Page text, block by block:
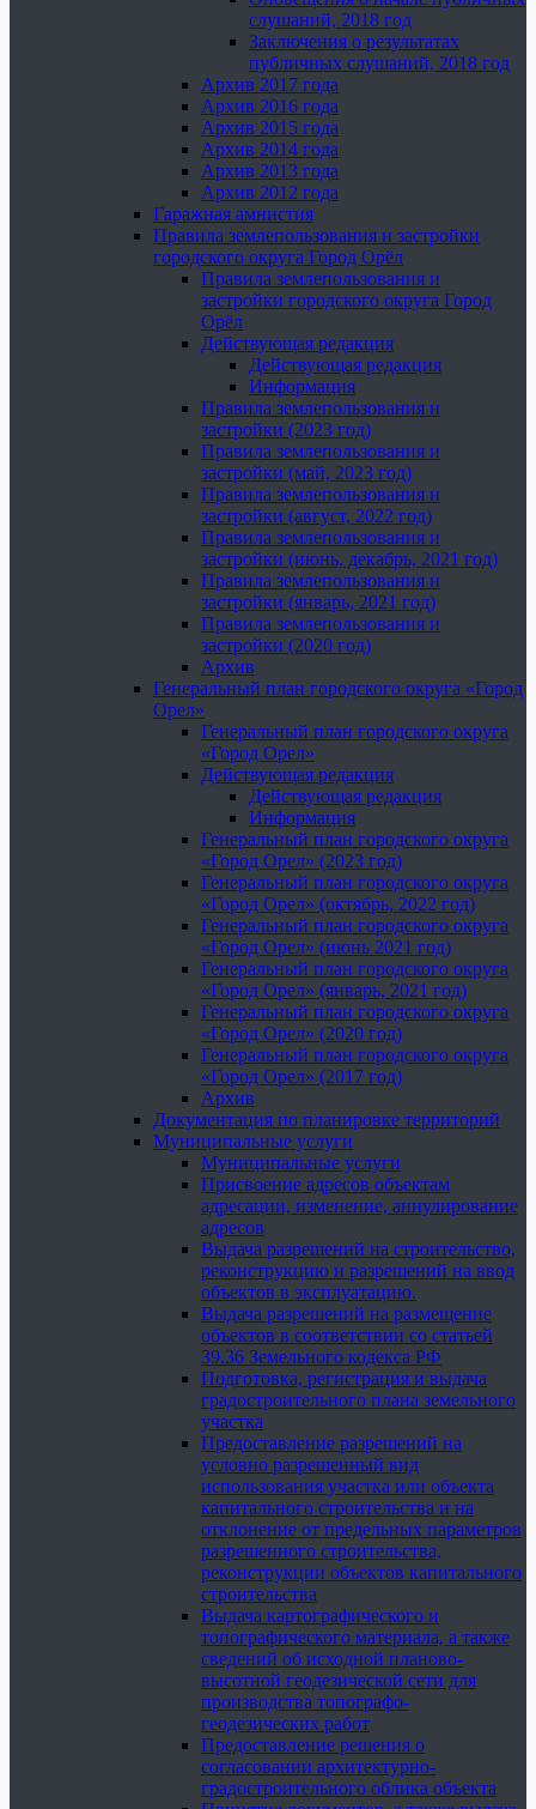
слушаний, 2018 год
Заключения о результатах
публичных слушаний, 2018 год
Архив 2017 года
Архив 2016 года
Архив 2015 года
Архив 2014 года
Архив 2013 года
Архив 2012 года
Гаражная амнистия
Правила землепользования и застройки
городского округа Город Орёл
Правила землепользования и
застройки городского округа Город
Орёл
Действующая редакция
Действующая редакция
Информация
Правила землепользования и
застройки (2023 год)
Правила землепользования и
застройки (май, 2023 год)
Правила землепользования и
застройки (август, 2022 год)
Правила землепользования и
застройки (июнь, декабрь, 2021 год)
Правила землепользования и
застройки (январь, 2021 год)
Правила землепользования и
застройки (2020 год)
Архив
Генеральный план городского округа «Город
Орел»
Генеральный план городского округа
«Город Орел»
Действующая редакция
Действующая редакция
Информация
Генеральный план городского округа
«Город Орел» (2023 год)
Генеральный план городского округа
«Город Орел» (октябрь, 2022 год)
Генеральный план городского округа
«Город Орел» (июнь 2021 год)
Генеральный план городского округа
«Город Орел» (январь, 2021 год)
Генеральный план городского округа
«Город Орел» (2020 год)
Генеральный план городского округа
«Город Орел» (2017 год)
Архив
Документация по планировке территорий
Муниципальные услуги
Муниципальные услуги
Присвоение адресов объектам
адресации, изменение, аннулирование
адресов
Выдача разрешений на строительство,
реконструкцию и разрешений на ввод
объектов в эксплуатацию.
Выдача разрешений на размещение
объектов в соответствии со статьей
39.36 Земельного кодекса РФ
Подготовка, регистрация и выдача
градостроительного плана земельного
участка
Предоставление разрешений на
условно разрешенный вид
использования участка или объекта
капитального строительства и на
отклонение от предельных параметров
разрешенного строительства,
реконструкции объектов капитального
строительства
Выдача картографического и
топографического материала, а также
сведений об исходной планово-
высотной геодезической сети для
производства топографо-
геодезических работ
Предоставление решения о
согласовании архитектурно-
градостроительного облика объекта